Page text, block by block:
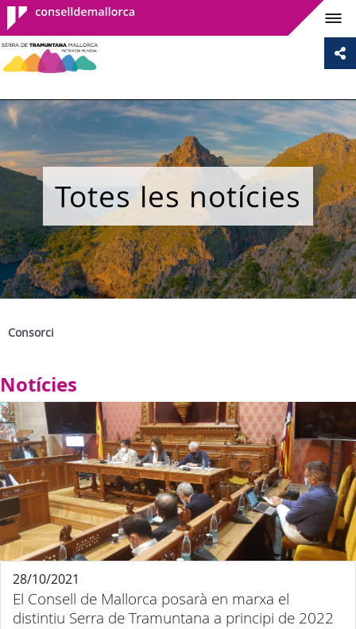
Consell de
Mallorca
Totes les notícies
Consorci
Notícies
El Consell de Mallorca posarà en marxa el
distintiu Serra de Tramuntana a principi de 2022
28/10/2021